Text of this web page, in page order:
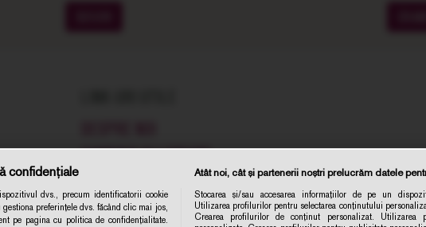
COMENZI SI LIVRARE
TERMENE SI CONDITII
POLITICA DE CONFIDENTIALITATE
confidențiale
dvs., precum identificatorii cookie
preferințele dvs. făcând clic mai jos,
pe pagina cu politica de confidențialitate.
Atât noi, cât și partenerii noștri prelucrăm datele
Stocarea și/sau accesarea informațiilor de pe un
Utilizarea profilurilor pentru selectarea conținutului
Crearea profilurilor de conținut personalizat. Utilizarea